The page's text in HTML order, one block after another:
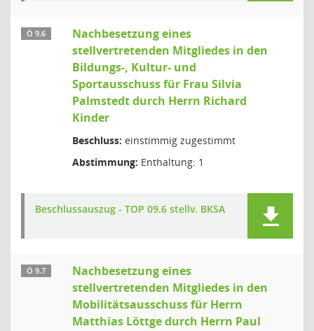
Ö 9.6
Nachbesetzung eines
stellvertretenden Mitgliedes in den
Bildungs-, Kultur- und
Sportausschuss für Frau Silvia
Palmstedt durch Herrn Richard
Kinder
Beschluss: einstimmig zugestimmt
Abstimmung: Enthaltung: 1
Beschlussauszug - TOP 09.6 stellv. BKSA
Ö 9.7
Nachbesetzung eines
stellvertretenden Mitgliedes in den
Mobilitätsausschuss für Herrn
Matthias Löttge durch Herrn Paul